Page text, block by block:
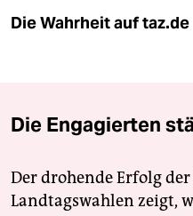
Die Wahrheit auf taz.de
Die Engagierten
Der drohende Erfolg
Landtagswahlen zeigt,